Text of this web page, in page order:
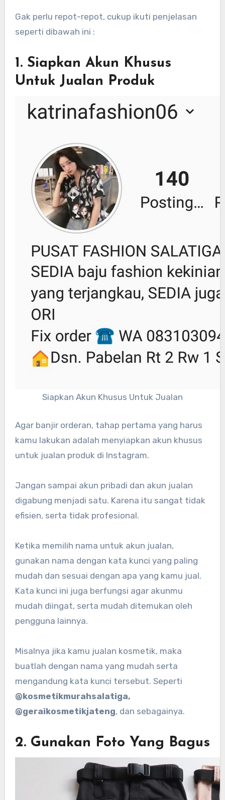
Gak perlu repot-repot, cukup ikuti penjelasan
seperti dibawah ini :
1. Siapkan Akun Khusus
Untuk Jualan Produk
Siapkan Akun Khusus Untuk Jualan
Agar banjir orderan, tahap pertama yang harus
kamu lakukan adalah menyiapkan akun khusus
untuk jualan produk di Instagram.
Jangan sampai akun pribadi dan akun jualan
digabung menjadi satu. Karena itu sangat tidak
efisien, serta tidak profesional.
Ketika memilih nama untuk akun jualan,
gunakan nama dengan kata kunci yang paling
mudah dan sesuai dengan apa yang kamu jual.
Kata kunci ini juga berfungsi agar akunmu
mudah diingat, serta mudah ditemukan oleh
pengguna lainnya.
Misalnya jika kamu jualan kosmetik, maka
buatlah dengan nama yang mudah serta
mengandung kata kunci tersebut. Seperti
@kosmetikmurahsalatiga,
@geraikosmetikjateng, dan sebagainya.
2. Gunakan Foto Yang Bagus